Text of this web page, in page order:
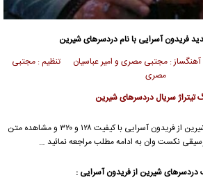
فریدون آسرایی با نام دردسرهای شیرین
آهنگساز : مجتبی مصری و امیر عباسیان تنظیم : مجتبی
مصری
تیتراژ سریال دردسرهای شیرین
ازفریدون آسرایی
با کیفیت ۱۲۸ و ۳۲۰ و مشاهده متن
نکست وان به ادامه مطلب مراجعه نمائید …
دردسرهای شیرین ازفریدون آسرایی :